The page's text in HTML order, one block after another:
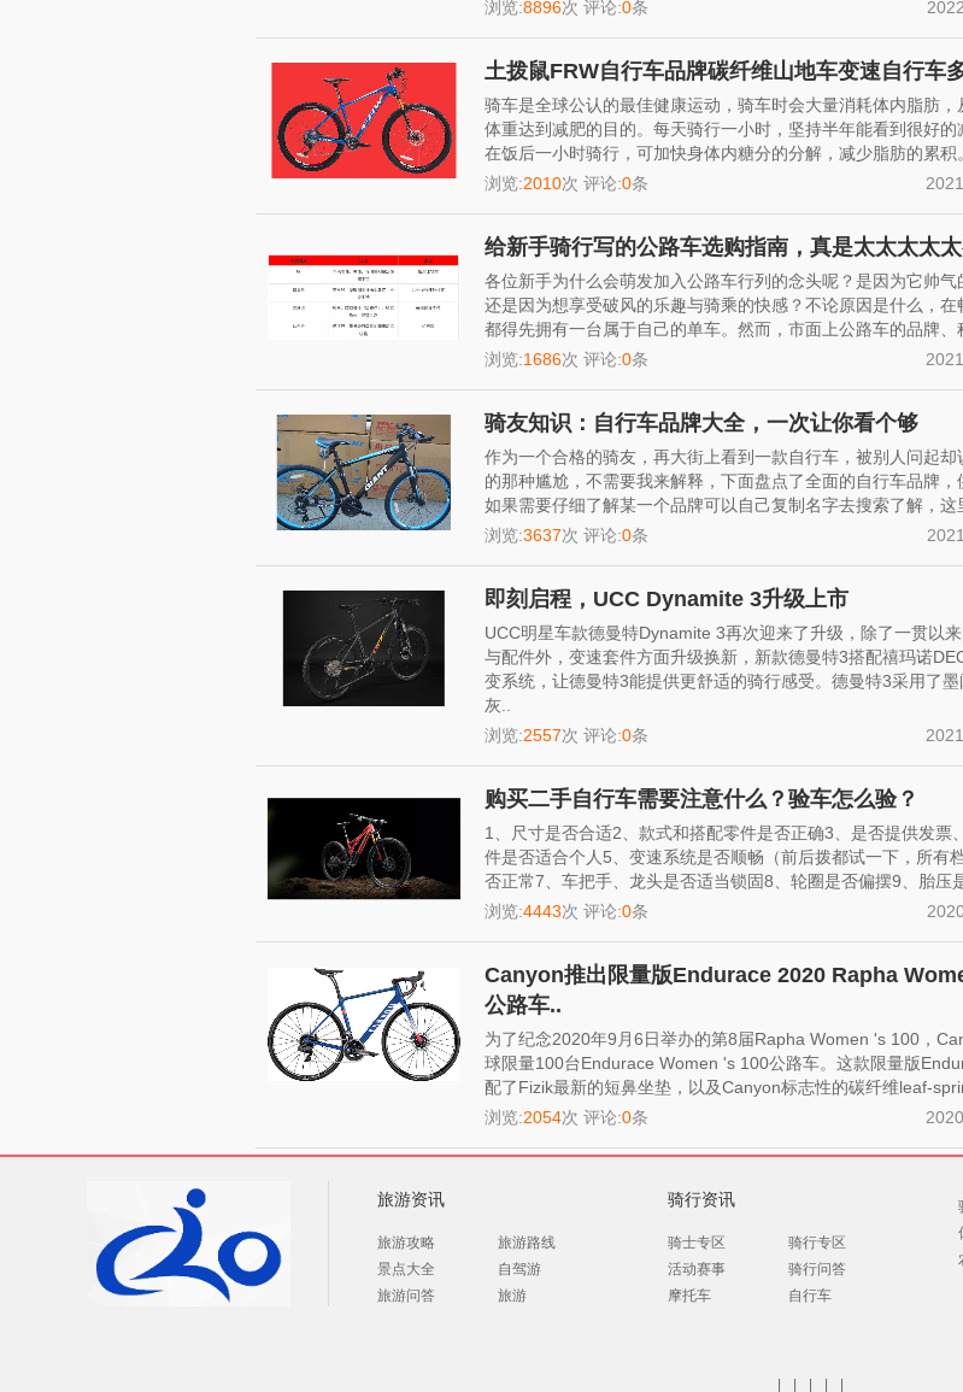
浏览:8896次 评论:0条
土拨鼠FRW自行车品牌碳纤维山地车变速自行车
骑车是全球公认的最佳健康运动，骑车时会大量消耗体内脂肪，
体重达到减肥的目的。每天骑行一小时，坚持半年能看到很好的
在饭后一小时骑行，可加快身体内糖分的分解，减少脂肪的累积
浏览:2010次 评论:0条
给新手骑行写的公路车选购指南，真是太太太太
各位新手为什么会萌发加入公路车行列的念头呢？是因为它帅气
还是因为想享受破风的乐趣与骑乘的快感？不论原因是什么，在
都得先拥有一台属于自己的单车。然而，市面上公路车的品牌、
浏览:1686次 评论:0条
骑友知识：自行车品牌大全，一次让你看个够
作为一个合格的骑友，再大街上看到一款自行车，被别人问起却
的那种尴尬，不需要我来解释，下面盘点了全面的自行车品牌，
如果需要仔细了解某一个品牌可以自己复制名字去搜索了解，这
浏览:3637次 评论:0条
即刻启程，UCC Dynamite 3升级上市
UCC明星车款德曼特Dynamite 3再次迎来了升级，除了一贯以
与配件外，变速套件方面升级换新，新款德曼特3搭配禧玛诺
变系统，让德曼特3能提供更舒适的骑行感受。德曼特3采用了
灰..
浏览:2557次 评论:0条
购买二手自行车需要注意什么？验车怎么验？
1、尺寸是否合适2、款式和搭配零件是否正确3、是否提供发票
件是否适合个人5、变速系统是否顺畅（前后拨都试一下，所有
否正常7、车把手、龙头是否适当锁固8、轮圈是否偏摆9、胎压
浏览:4443次 评论:0条
Canyon推出限量版Endurace 2020 Rapha
公路车..
为了纪念2020年9月6日举办的第8届Rapha Women 's 100，
球限量100台Endurace Women 's 100公路车。这款限量版
配了Fizik最新的短鼻坐垫，以及Canyon标志性的碳纤维leaf-
浏览:2054次 评论:0条
旅游资讯
旅游攻略
旅游路线
景点大全
自驾游
旅游问答
旅游
骑行资讯
骑士专区
骑行专区
活动赛事
骑行问答
摩托车
自行车